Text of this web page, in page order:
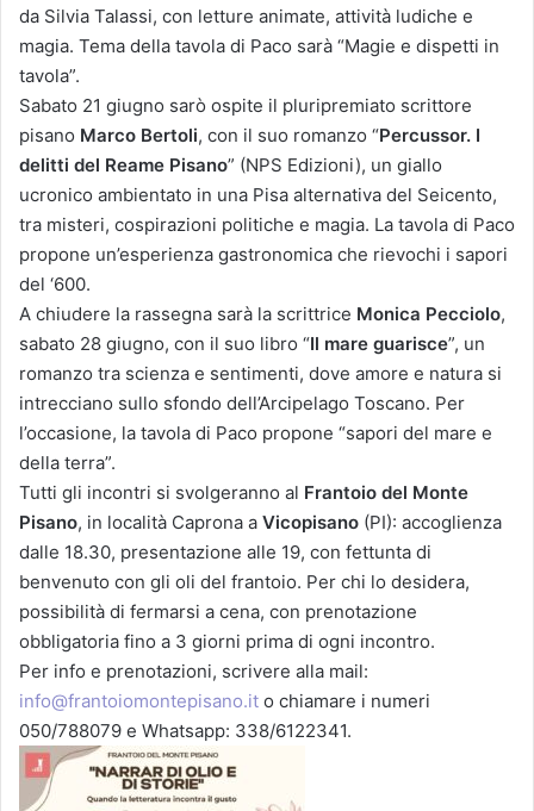
da Silvia Talassi, con letture animate, attività ludiche e
magia. Tema della tavola di Paco sarà “Magie e dispetti in
tavola”.
Sabato 21 giugno sarò ospite il pluripremiato scrittore
pisano Marco Bertoli, con il suo romanzo “Percussor. I
delitti del Reame Pisano” (NPS Edizioni), un giallo
ucronico ambientato in una Pisa alternativa del Seicento,
tra misteri, cospirazioni politiche e magia. La tavola di Paco
propone un’esperienza gastronomica che rievochi i sapori
del ‘600.
A chiudere la rassegna sarà la scrittrice Monica Pecciolo,
sabato 28 giugno, con il suo libro “Il mare guarisce”, un
romanzo tra scienza e sentimenti, dove amore e natura si
intrecciano sullo sfondo dell’Arcipelago Toscano. Per
l’occasione, la tavola di Paco propone “sapori del mare e
della terra”.
Tutti gli incontri si svolgeranno al Frantoio del Monte
Pisano, in località Caprona a Vicopisano (PI): accoglienza
dalle 18.30, presentazione alle 19, con fettunta di
benvenuto con gli oli del frantoio. Per chi lo desidera,
possibilità di fermarsi a cena, con prenotazione
obbligatoria fino a 3 giorni prima di ogni incontro.
Per info e prenotazioni, scrivere alla mail:
info@frantoiomontepisano.it o chiamare i numeri
050/788079 e Whatsapp: 338/6122341.